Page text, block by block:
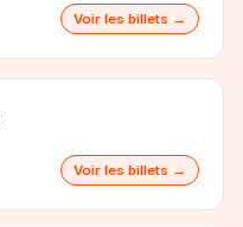
Voir les billets →
Voir les billets →